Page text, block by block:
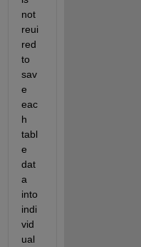
not
reui
red
to
sav
e
eac
h
tabl
e
dat
a
into
indi
vid
ual